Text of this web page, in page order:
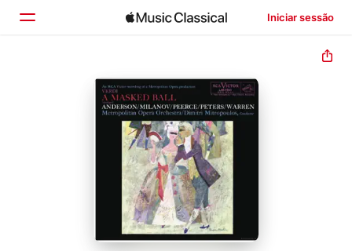
Iniciar sessão